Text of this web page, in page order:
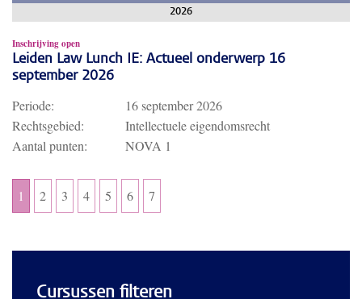
2026
Inschrijving open
Leiden Law Lunch IE: Actueel onderwerp 16
september 2026
Periode:
16 september 2026
Rechtsgebied:
Intellectuele eigendomsrecht
Aantal punten:
NOVA 1
1 2 3 4 5 6 7
Cursussen filteren